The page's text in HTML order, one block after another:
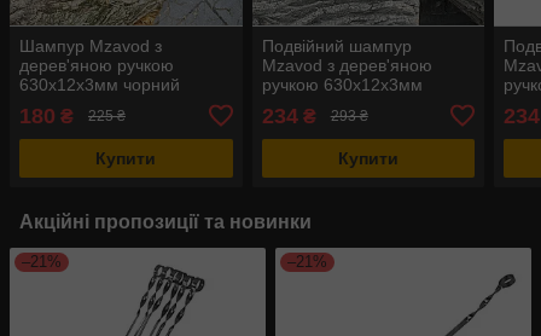
Шампур Mzavod з
дерев'яною ручкою
630х12х3мм чорний
180 ₴ 225 ₴
Купити
Подвійний шампур
Mzavod з дерев'яною
ручкою 630х12х3мм
234₴ 293 ₴
Купити
234
Акційні пропозиції та новинки
–21% –21%